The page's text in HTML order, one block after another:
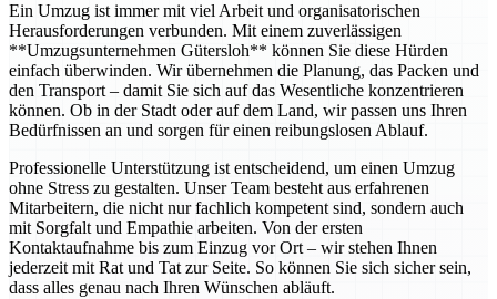
Ein Umzug ist immer mit viel Arbeit und organisatorischen
Herausforderungen verbunden. Mit einem zuverlässigen
**Umzugsunternehmen Gütersloh** können Sie diese Hürden
einfach überwinden. Wir übernehmen die Planung, das Packen und
den Transport – damit Sie sich auf das Wesentliche konzentrieren
können. Ob in der Stadt oder auf dem Land, wir passen uns Ihren
Bedürfnissen an und sorgen für einen reibungslosen Ablauf.
Professionelle Unterstützung ist entscheidend, um einen Umzug
ohne Stress zu gestalten. Unser Team besteht aus erfahrenen
Mitarbeitern, die nicht nur fachlich kompetent sind, sondern auch
mit Sorgfalt und Empathie arbeiten. Von der ersten
Kontaktaufnahme bis zum Einzug vor Ort – wir stehen Ihnen
jederzeit mit Rat und Tat zur Seite. So können Sie sich sicher sein,
dass alles genau nach Ihren Wünschen abläuft.